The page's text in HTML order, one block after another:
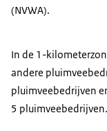
(NVWA).
In de 1-
andere
pluimveebedrijven
5 pluimveebedrijven.